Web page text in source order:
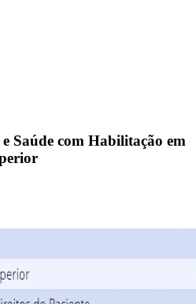
Saúde com Habilitação em